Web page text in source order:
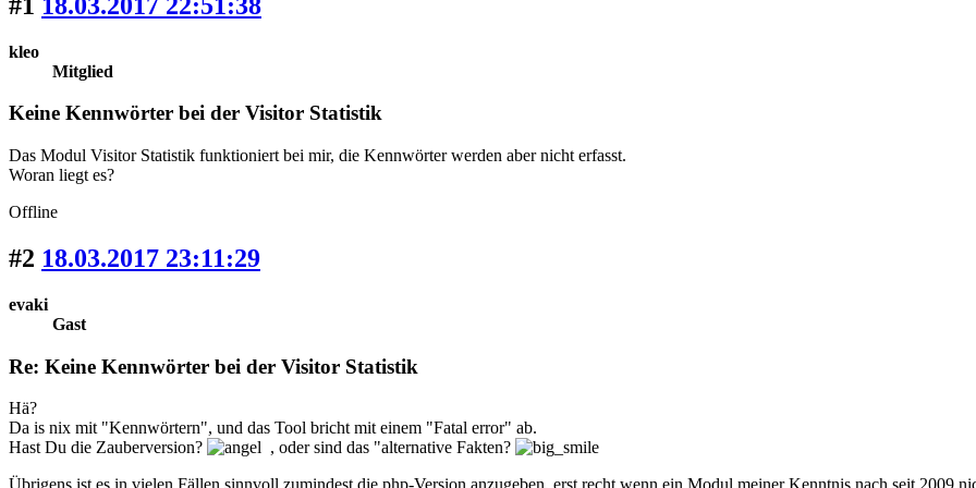
kleo
Mitglied
Keine Kennwörter bei der Visitor Statistik
Das Modul Visitor Statistik funktioniert bei mir, die Kennwörter werden aber nicht erfasst.
Woran liegt es?
Offline
#2 18.03.2017 23:11:29
evaki
Gast
Re: Keine Kennwörter bei der Visitor Statistik
Hä?
Da is nix mit "Kennwörtern", und das Tool bricht mit einem "Fatal error" ab.
Hast Du die Zauberversion?
, oder sind das "alternative Fakten?